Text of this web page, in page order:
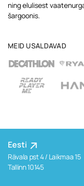
ning elulisest
šargoonis.
MEID USALDAVAD
Eesti
Rävala pst 4 / Laikmaa 15
Tallinn 10145